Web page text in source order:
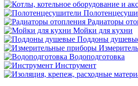
Радиаторы
Мойки для кухни
Поддоны
Водоподготовка
Инструмент